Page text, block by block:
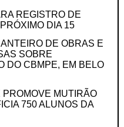
REGISTRO DE
DIA 15
DE OBRAS E
SOBRE
DO CBMPE, EM BELO
MUTIRÃO
750 ALUNOS DA